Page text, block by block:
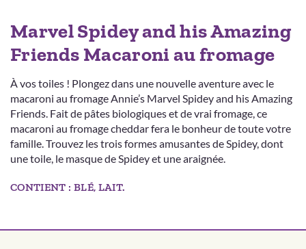
Marvel Spidey and his Amazing
Friends Macaroni au fromage
À vos toiles ! Plongez dans une nouvelle aventure avec le
macaroni au fromage Annie’s Marvel Spidey and his Amazing
Friends. Fait de pâtes biologiques et de vrai fromage, ce
macaroni au fromage cheddar fera le bonheur de toute votre
famille. Trouvez les trois formes amusantes de Spidey, dont
une toile, le masque de Spidey et une araignée.
CONTIENT : BLÉ, LAIT.